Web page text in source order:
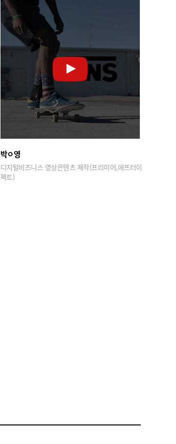
박ㅇ영
디지털비즈니스 영상콘텐츠 제작(프리미어,애프터이
펙트)